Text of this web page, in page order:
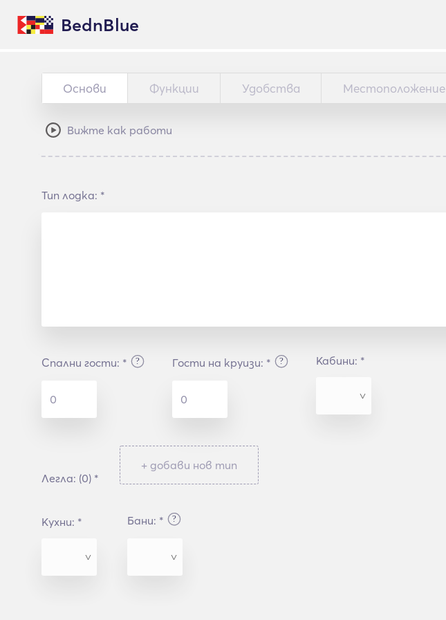
BednBlue
Основи Функции Удобства Местоположение
Вижте как работи
Тип лодка: *
Спални гости: * ? Гости на круизи: * ? Кабини: *
Легла: (0) *
+ добави нов тип
Кухни: * Бани: * ?